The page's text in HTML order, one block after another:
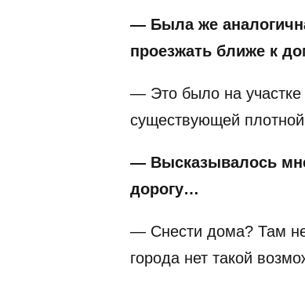
— Была же
проезжать ближе к
— Это было на участке
существующей плотной
— Высказывалось
дорогу…
— Снести дома? Там не
города нет такой